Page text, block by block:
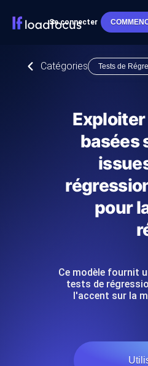
Se connecter
Catégories Tests de
basées
pour
Ce modèle fournit
tests de
l'accent sur la